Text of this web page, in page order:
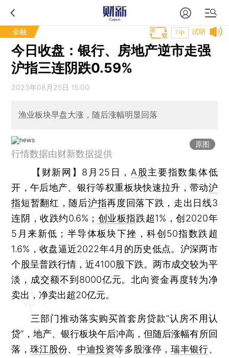
金融 试听
T中
今日收盘：银行、房地产逆市走强
沪指三连阴跌0.59%
2023年08月25日 15:00
渔业板块早盘大涨，随后涨幅明显回落
原图
行情数据由财新数据提供
【财新网】 8月25日， A股主要指数集体低
开，午后地产、银行等权重板块快速拉升，带动沪
指短暂翻红，随后沪指再度回落下跌，走出日线3
连阴，收跌约0.6%； 创业板指跌超1%，创2020年
5月来新低；半导体板块下挫，科创50指数跌超
1.6%，收盘逼近2022年4月的历史低点。沪深两市
个股呈普跌行情，近4100股下跌。两市成交较为平
淡，成交额不到8000亿元。北向资金再度转为净
卖出，净卖出超20亿元。
三部门推动落实购买首套房贷款“认房不用认
贷”，地产、银行板块午后冲高，但随后涨幅有所回
落，珠江股份、 中迪投资等多股涨停，瑞丰银行、